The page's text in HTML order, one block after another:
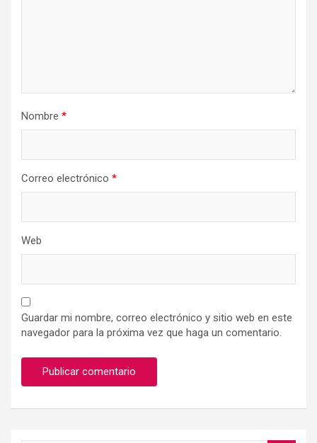
Nombre *
Correo electrónico *
Web
Guardar mi nombre, correo electrónico y sitio web en este
navegador para la próxima vez que haga un comentario.